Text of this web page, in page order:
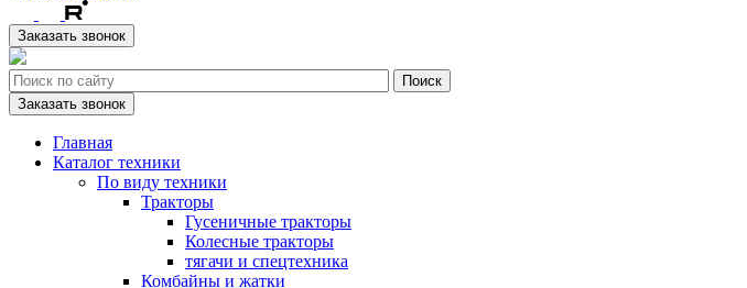
Заказать звонок
Заказать звонок
Главная
Каталог техники
По виду техники
Тракторы
Гусеничные тракторы
Колесные тракторы
тягачи и спецтехника
Комбайны и жатки